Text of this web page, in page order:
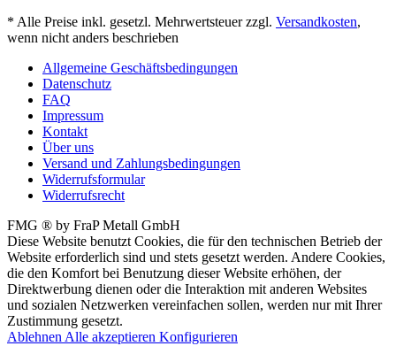
* Alle Preise inkl. gesetzl. Mehrwertsteuer zzgl. Versandkosten,
wenn nicht anders beschrieben
Allgemeine Geschäftsbedingungen
Datenschutz
FAQ
Impressum
Kontakt
Über uns
Versand und Zahlungsbedingungen
Widerrufsformular
Widerrufsrecht
FMG ® by FraP Metall GmbH
Diese Website benutzt Cookies, die für den technischen Betrieb der
Website erforderlich sind und stets gesetzt werden. Andere Cookies,
die den Komfort bei Benutzung dieser Website erhöhen, der
Direktwerbung dienen oder die Interaktion mit anderen Websites
und sozialen Netzwerken vereinfachen sollen, werden nur mit Ihrer
Zustimmung gesetzt.
Ablehnen Alle akzeptieren Konfigurieren